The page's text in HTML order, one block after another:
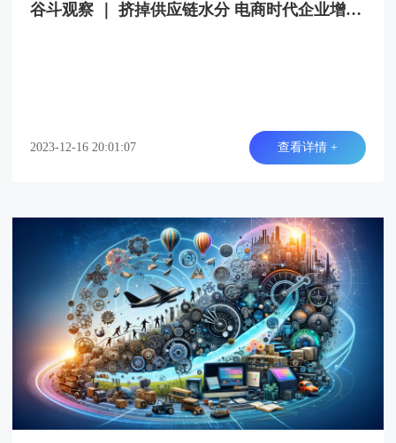
谷斗观察 ｜ 挤掉供应链水分 电商时代企业增长的秘诀
2023-12-16 20:01:07 查看详情 +